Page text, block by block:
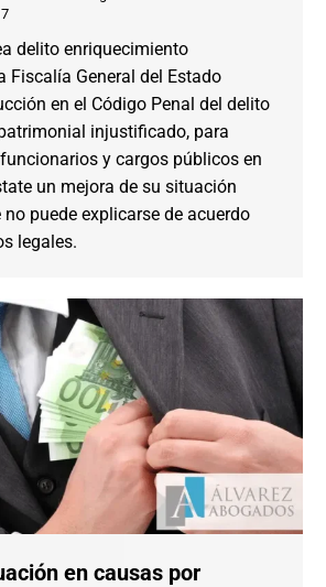
delito enriquecimiento
Fiscalía General del Estado
en el Código Penal del delito
injustificado, para
y cargos públicos en
un mejora de su situación
puede explicarse de acuerdo
legales.
en causas por